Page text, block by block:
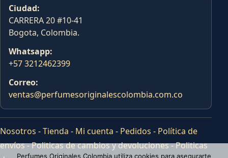
Ciudad:
CARRERA 20 #10-41
Bogota, Colombia.
Whatsapp:
+57 3212462399
Correo:
ventas@perfumesoriginalescolombia.com.co
Nosotros -Tienda - Mi cuenta - Pedidos - Política de
envíos-Politicas de cambios y devoluciones-Politicas
Perfumes Originales Colombia utiliza cookies para asegurarte